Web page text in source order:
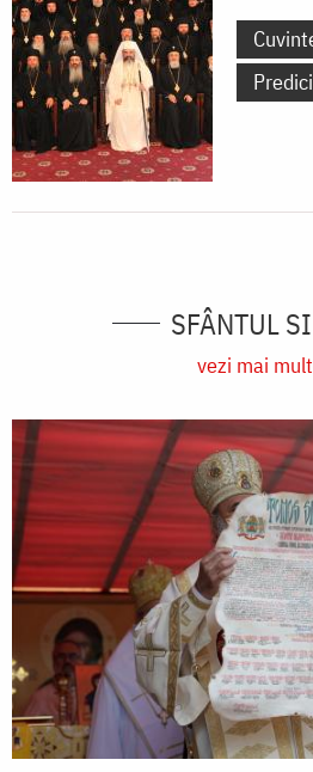
Predici
SFÂNTUL
vezi mai